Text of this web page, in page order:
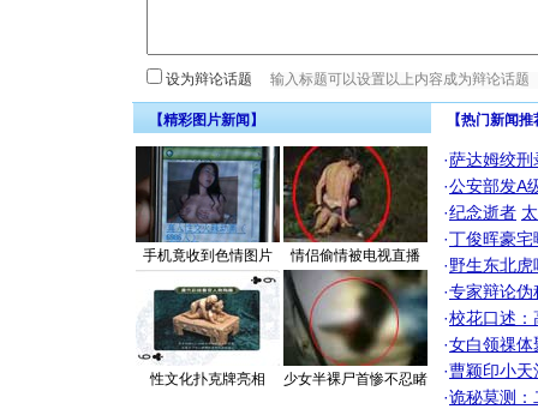
设为辩论话题
【精彩图片新闻】
手机竟收到色情图片 情侣偷情被电视直播
性文化扑克牌亮相 少女半裸尸首惨不忍睹
【热门新闻
·萨达姆绞刑
·公安部发A
·纪念逝者
·丁俊晖豪
·野生东北
·专家辩论伪
·校花口述：
·女白领祼体
·曹颖印小天
·诡秘莫测：